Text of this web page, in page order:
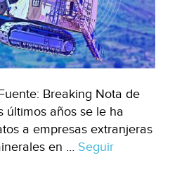
Breaking Nota de
últimos años se le ha
a empresas extranjeras
en … Seguir